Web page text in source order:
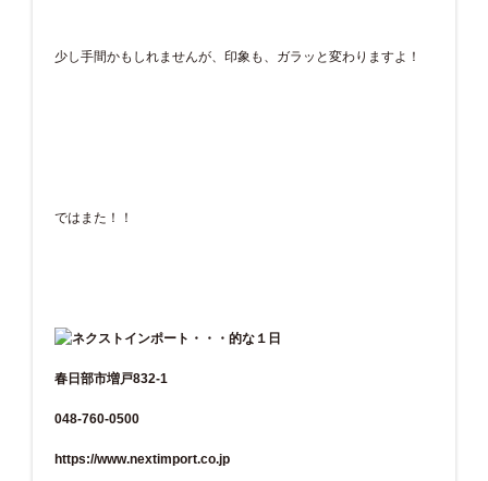
少し手間かもしれませんが、印象も、ガラッと変わりますよ！
ではまた！！
春日部市増戸832-1
048-760-0500
https://www.nextimport.co.jp